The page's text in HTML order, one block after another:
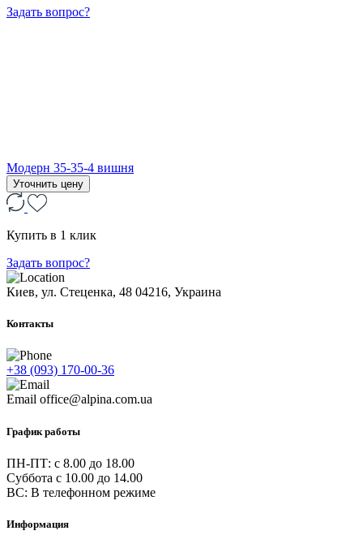
Задать вопрос?
Модерн 35-35-4 вишня
Уточнить цену
Купить в 1 клик
Задать вопрос?
Киев, ул. Стеценка, 48 04216, Украина
Контакты
+38 (093) 170-00-36
Email office@alpina.com.ua
График работы
ПН-ПТ: c 8.00 до 18.00
Суббота с 10.00 до 14.00
ВС: В телефонном режиме
Информация